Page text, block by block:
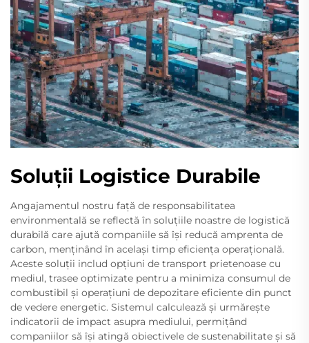
Soluții Logistice Durabile
Angajamentul nostru față de responsabilitatea
environmentală se reflectă în soluțiile noastre de logistică
durabilă care ajută companiile să își reducă amprenta de
carbon, menținând în același timp eficiența operațională.
Aceste soluții includ opțiuni de transport prietenoase cu
mediul, trasee optimizate pentru a minimiza consumul de
combustibil și operațiuni de depozitare eficiente din punct
de vedere energetic. Sistemul calculează și urmărește
indicatorii de impact asupra mediului, permițând
companiilor să își atingă obiectivele de sustenabilitate și să